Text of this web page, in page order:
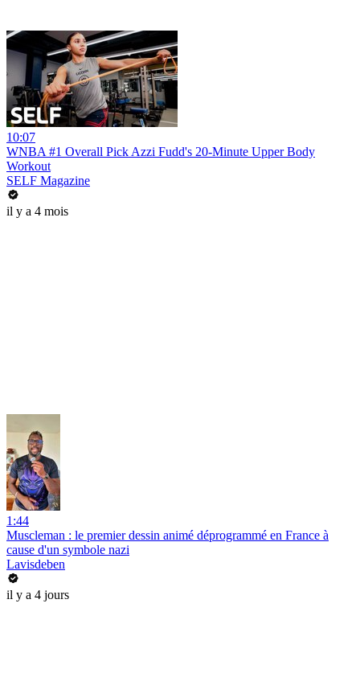
10:07
WNBA #1 Overall Pick Azzi Fudd's 20-Minute Upper Body
Workout
SELF Magazine
il y a 4 mois
1:44
Muscleman : le premier dessin animé déprogrammé en France à
cause d'un symbole nazi
Lavisdeben
il y a 4 jours